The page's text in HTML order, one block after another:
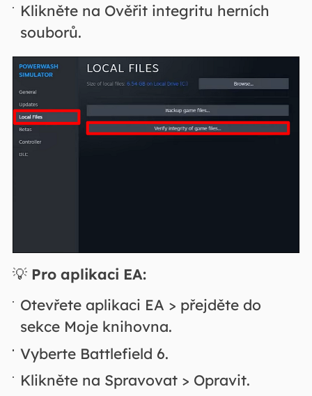
Klikněte na Ověřit integritu herních
souborů.
💡 Pro aplikaci EA:
Otevřete aplikaci EA > přejděte do
sekce Moje knihovna.
Vyberte Battlefield 6.
Klikněte na Spravovat > Opravit.